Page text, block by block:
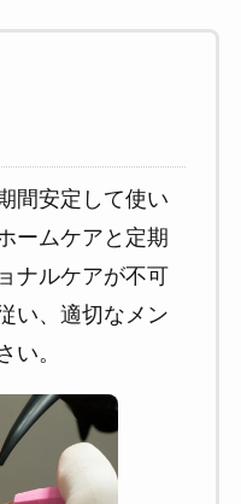
間安定して使い
ームケアと定期
ナルケアが不可
い、適切なメン
い。